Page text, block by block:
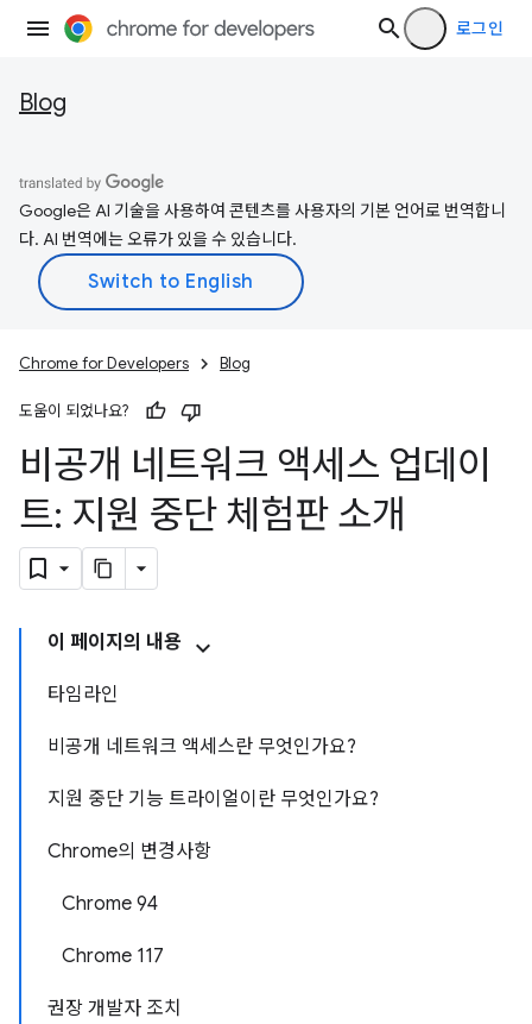
로그인
Blog
Google은 AI 기술을 사용하여 콘텐츠를 사용자의 기본 언어로 번역합니
다. AI 번역에는 오류가 있을 수 있습니다.
Chrome for Developers Blog
도움이 되었나요?
비공개 네트워크 액세스 업데이
트: 지원 중단 체험판 소개
이 페이지의 내용
타임라인
비공개 네트워크 액세스란 무엇인가요?
지원 중단 기능 트라이얼이란 무엇인가요?
Chrome의 변경사항
Chrome 94
Chrome 117
권장 개발자 조치